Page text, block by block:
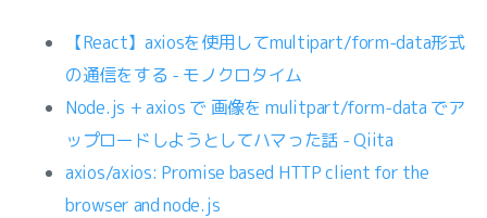
【React】axiosを使用してmultipart/form-data形式
の通信をする - モノクロタイム
Node.js + axios で 画像を mulitpart/form-data でア
ップロードしようとしてハマった話 - Qiita
axios/axios: Promise based HTTP client for the
browser and node.js